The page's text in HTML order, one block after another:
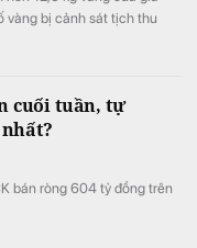
vàng bị cảnh sát tịch thu
cuối tuần, tự
bán ròng 604 tỷ đồng trên